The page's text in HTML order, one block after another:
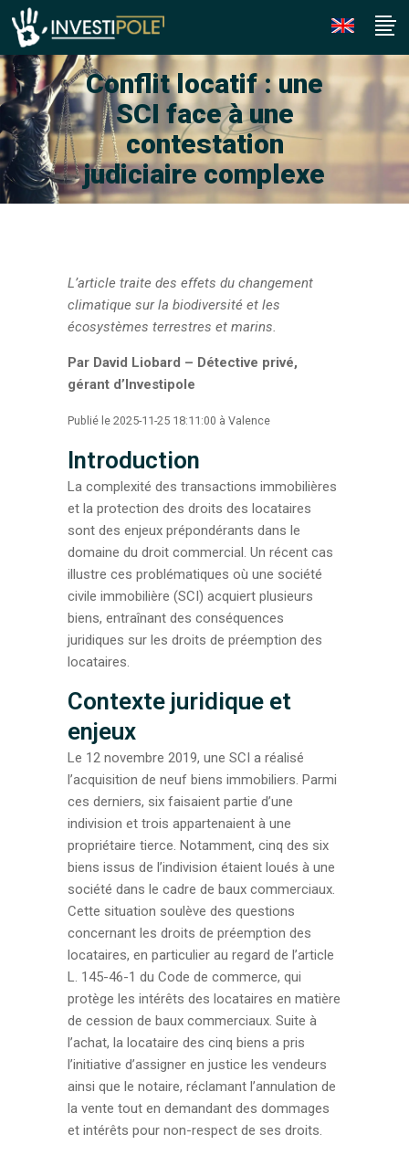
Conflit locatif : une
SCI face à une
contestation
judiciaire complexe
L’article traite des effets du changement
climatique sur la biodiversité et les
écosystèmes terrestres et marins.
Par David Liobard – Détective privé,
gérant d’Investipole
Publié le 2025-11-25 18:11:00 à Valence
Introduction
La complexité des transactions immobilières
et la protection des droits des locataires
sont des enjeux prépondérants dans le
domaine du droit commercial. Un récent cas
illustre ces problématiques où une société
civile immobilière (SCI) acquiert plusieurs
biens, entraînant des conséquences
juridiques sur les droits de préemption des
locataires.
Contexte juridique et
enjeux
Le 12 novembre 2019, une SCI a réalisé
l’acquisition de neuf biens immobiliers. Parmi
ces derniers, six faisaient partie d’une
indivision et trois appartenaient à une
propriétaire tierce. Notamment, cinq des six
biens issus de l’indivision étaient loués à une
société dans le cadre de baux commerciaux.
Cette situation soulève des questions
concernant les droits de préemption des
locataires, en particulier au regard de l’article
L. 145-46-1 du Code de commerce, qui
protège les intérêts des locataires en matière
de cession de baux commerciaux. Suite à
l’achat, la locataire des cinq biens a pris
l’initiative d’assigner en justice les vendeurs
ainsi que le notaire, réclamant l’annulation de
la vente tout en demandant des dommages
et intérêts pour non-respect de ses droits.